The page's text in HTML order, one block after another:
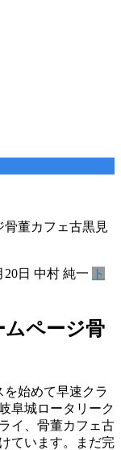
骨董カフェ古黒見
20日 中村 純一
ト
ページ骨
始めて早速クラ
阜城ロータリーク
イ、骨董カフェ古
ています。まだ完